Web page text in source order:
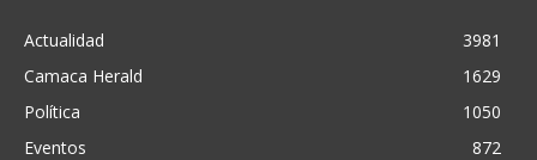
Actualidad
3981
Camaca Herald
1629
Política
1050
Eventos
872